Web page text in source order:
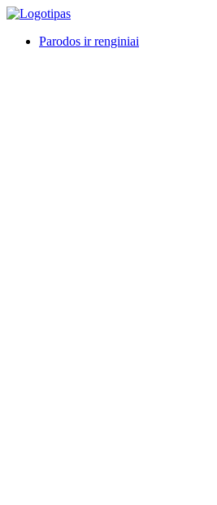
Skip
contentParodos ir renginiai